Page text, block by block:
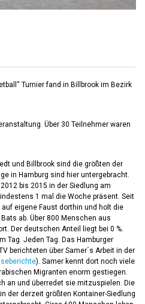
Turnier fand in Billbrook im Bezirk
Über 30 Teilnehmer waren
und Billbrook sind die größten der
in Hamburg sind hier untergebracht.
bis 2015 in der Siedlung am
1 mal die Woche präsent. Seit
eigene Faust dorthin und holt die
ab. Über 800 Menschen aus
Der deutschen Anteil liegt bei 0 %.
Tag. Jeden Tag. Das Hamburger
berichteten über Samer´s Arbeit in der
). Samer kennt dort noch viele
Migranten enorm gestiegen.
an und überredet sie mitzuspielen. Die
der derzeit größten Kontainer-Siedlung